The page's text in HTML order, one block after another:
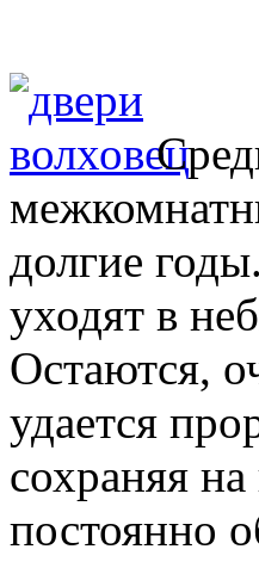
долгие
уходят в
Остаются,
удается
сохраняя
постоянно